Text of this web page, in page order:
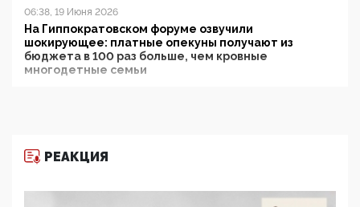
06:38, 19 Июня 2026
На Гиппократовском форуме озвучили
шокирующее: платные опекуны получают из
бюджета в 100 раз больше, чем кровные
многодетные семьи
11:53, 09 Июня 2026
деятельность ИИТО ЮНЕСКО в России, но
РЕАКЦИЯ